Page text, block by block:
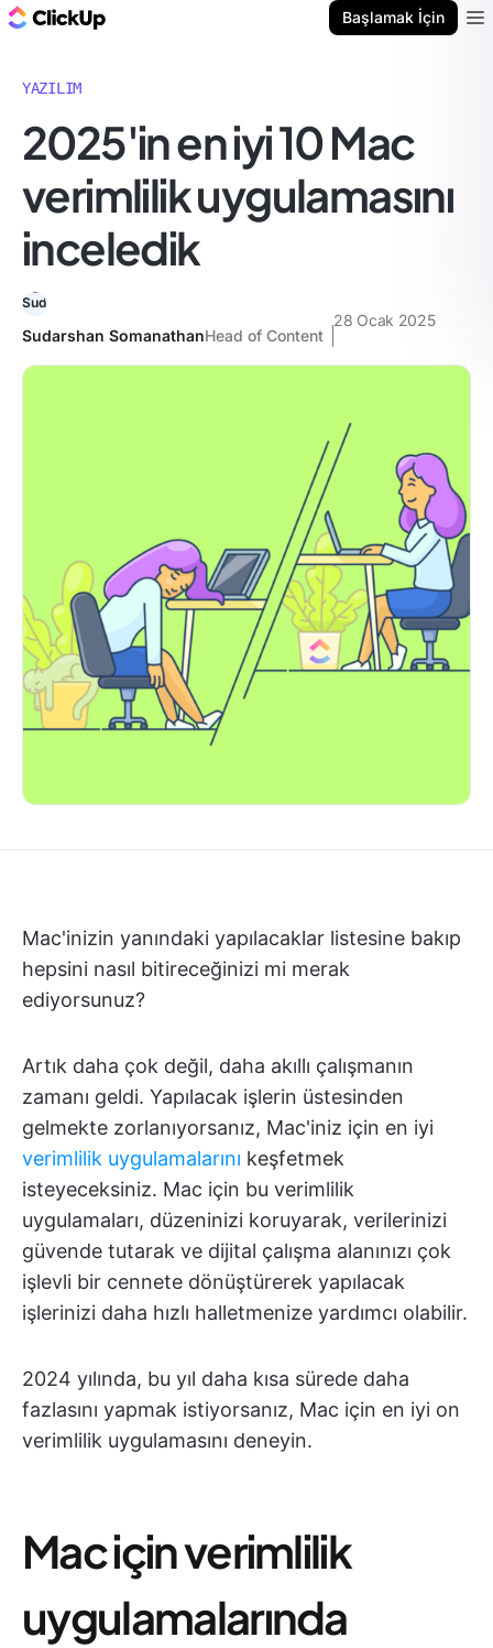
Başlamak İçin
YAZILIM
2025'in en iyi 10 Mac
verimlilik uygulamasını
inceledik
Sudarshan SomanathanHead of Content
28 Ocak 2025
Mac'inizin yanındaki yapılacaklar listesine bakıp
hepsini nasıl bitireceğinizi mi merak
ediyorsunuz?
Artık daha çok değil, daha akıllı çalışmanın
zamanı geldi. Yapılacak işlerin üstesinden
gelmekte zorlanıyorsanız, Mac'iniz için en iyi
verimlilik uygulamalarını keşfetmek
isteyeceksiniz. Mac için bu verimlilik
uygulamaları, düzeninizi koruyarak, verilerinizi
güvende tutarak ve dijital çalışma alanınızı çok
işlevli bir cennete dönüştürerek yapılacak
işlerinizi daha hızlı halletmenize yardımcı olabilir.
2024 yılında, bu yıl daha kısa sürede daha
fazlasını yapmak istiyorsanız, Mac için en iyi on
verimlilik uygulamasını deneyin.
Mac için verimlilik
uygulamalarında